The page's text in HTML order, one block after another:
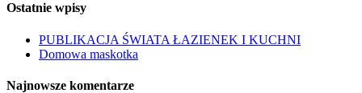
Ostatnie wpisy
PUBLIKACJA ŚWIATA ŁAZIENEK I KUCHNI
Domowa maskotka
Najnowsze komentarze